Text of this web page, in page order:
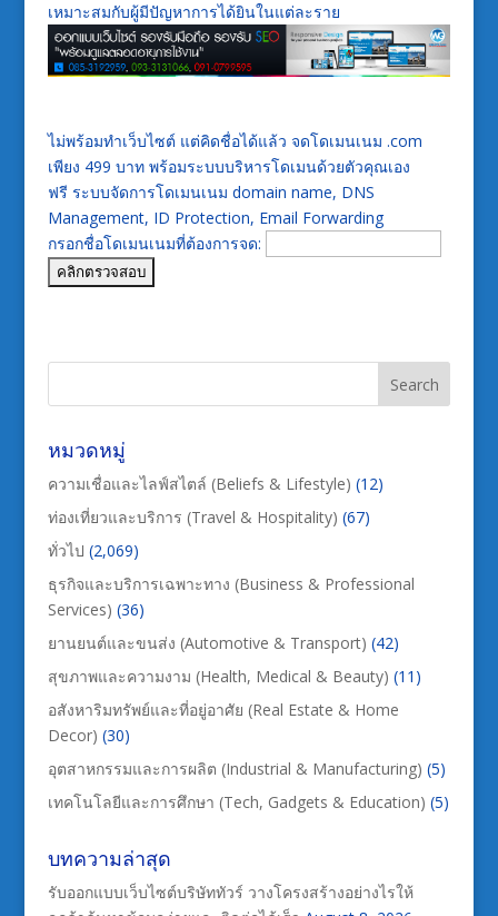
เหมาะสมกับผู้มีปัญหาการได้ยินในแต่ละราย
ไม่พร้อมทำเว็บไซต์ แต่คิดชื่อได้แล้ว จดโดเมนเนม .com
เพียง 499 บาท พร้อมระบบบริหารโดเมนด้วยตัวคุณเอง
ฟรี ระบบจัดการโดเมนเนม domain name, DNS
Management, ID Protection, Email Forwarding
กรอกชื่อโดเมนเนมที่ต้องการจด:
หมวดหมู่
ความเชื่อและไลฟ์สไตล์ (Beliefs & Lifestyle) (12)
ท่องเที่ยวและบริการ (Travel & Hospitality) (67)
ทั่วไป (2,069)
ธุรกิจและบริการเฉพาะทาง (Business & Professional
Services) (36)
ยานยนต์และขนส่ง (Automotive & Transport) (42)
สุขภาพและความงาม (Health, Medical & Beauty) (11)
อสังหาริมทรัพย์และที่อยู่อาศัย (Real Estate & Home
Decor) (30)
อุตสาหกรรมและการผลิต (Industrial & Manufacturing) (5)
เทคโนโลยีและการศึกษา (Tech, Gadgets & Education) (5)
บทความล่าสุด
รับออกแบบเว็บไซต์บริษัททัวร์ วางโครงสร้างอย่างไรให้